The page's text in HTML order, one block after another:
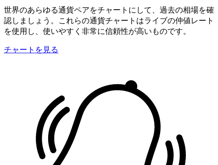
世界のあらゆる通貨ペアをチャートにして、過去の相場を確
認しましょう。これらの通貨チャートはライブの仲値レート
を使用し、使いやすく非常に信頼性が高いものです。
チャートを見る